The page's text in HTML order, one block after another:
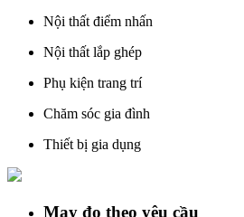
Nội thất điểm nhấn
Nội thất lắp ghép
Phụ kiện trang trí
Chăm sóc gia đình
Thiết bị gia dụng
May đo theo yêu cầu